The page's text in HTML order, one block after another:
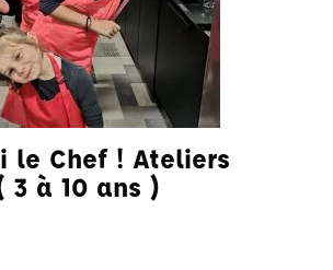
le Chef ! Ateliers
3 à 10 ans )